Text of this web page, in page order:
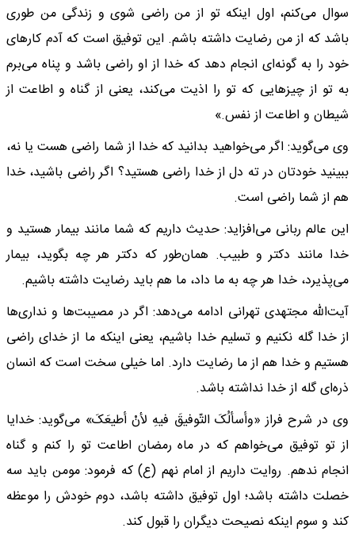
سوال می‌کنم، اول اینکه تو از من راضی شوی و زندگی من طوری
باشد که از من رضایت داشته باشم. این توفیق است که آدم کار‌های
خود را به گونه‌ای انجام دهد که خدا از او راضی باشد و پناه می‌برم
به تو از چیز‌هایی که تو را اذیت می‌کند، یعنی از گناه و اطاعت از
شیطان و اطاعت از نفس.»
وی می‌گوید: اگر می‌خواهید بدانید که خدا از شما راضی هست یا نه،
ببینید خودتان در ته دل از خدا راضی هستید؟ اگر راضی باشید، خدا
هم از شما راضی است.
این عالم ربانی می‌افزاید: حدیث داریم که شما مانند بیمار هستید و
خدا مانند دکتر و طبیب. همان‌طور که دکتر هر چه بگوید، بیمار
می‌پذیرد، خدا هر چه به ما داد، ما هم باید رضایت داشته باشیم.
آیت‌الله مجتهدی تهرانی ادامه می‌دهد: اگر در مصیبت‌ها و نداری‌ها
از خدا گله نکنیم و تسلیم خدا باشیم، یعنی اینکه ما از خدای راضی
هستیم و خدا هم از ما رضایت دارد. اما خیلی سخت است که انسان
ذره‌ای گله از خدا نداشته باشد.
وی در شرح فراز «وأسألُکَ التّوفیقَ فیهِ لأنْ أطیعَکَ» می‌گوید: خدایا
از تو توفیق می‌خواهم که در ماه رمضان اطاعت تو را کنم و گناه
انجام ندهم. روایت داریم از امام نهم (ع) که فرمود: مومن باید سه
خصلت داشته باشد؛ اول توفیق داشته باشد، دوم خودش را موعظه
کند و سوم اینکه نصیحت دیگران را قبول کند.